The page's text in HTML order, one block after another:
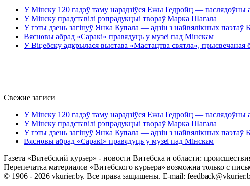
У Мінску 120 гадоў таму нарадзіўся Ежы Гедройц — паслядоўны
У Мінску прадставілі рэпрадукцыі твораў Марка Шагала
У гэты дзень загінуў Янка Купала — адзін з найвялікшых паэтаў
Вясновы абрад «Саракі» правядуць у музеі пад Мінскам
У Віцебску адкрылася выстава «Мастацтва святла», прысвечаная
Свежие записи
У Мінску 120 гадоў таму нарадзіўся Ежы Гедройц — паслядоўны
У Мінску прадставілі рэпрадукцыі твораў Марка Шагала
У гэты дзень загінуў Янка Купала — адзін з найвялікшых паэтаў
Вясновы абрад «Саракі» правядуць у музеі пад Мінскам
Газета «Витебский курьер» - новости Витебска и области:
Перепечатка материалов «Витебского курьера» возможна только с
© 1906 - 2026 vkurier.by. Все права защищены. E-mail: